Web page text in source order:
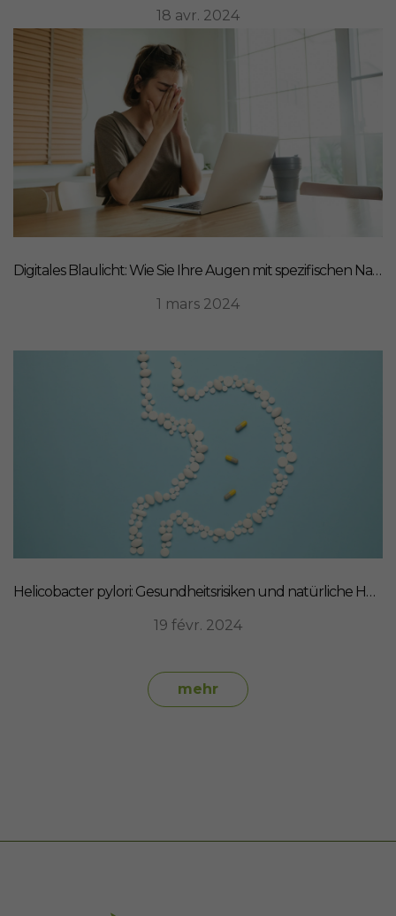
18 avr. 2024
Digitales Blaulicht: Wie Sie Ihre Augen mit spezifischen Nahrungsergänzungsmitteln schützen können
1 mars 2024
Helicobacter pylori: Gesundheitsrisiken und natürliche Heilmittel
19 févr. 2024
mehr